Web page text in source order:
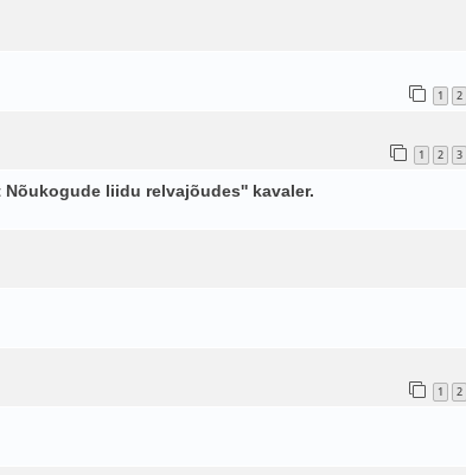
1 2
1 2 3
liidu relvajõudes'' kavaler.
1 2